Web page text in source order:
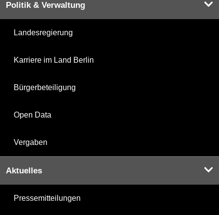
Politik & Verwaltung
Landesregierung
Karriere im Land Berlin
Bürgerbeteiligung
Open Data
Vergaben
Aktuelles
Pressemitteilungen